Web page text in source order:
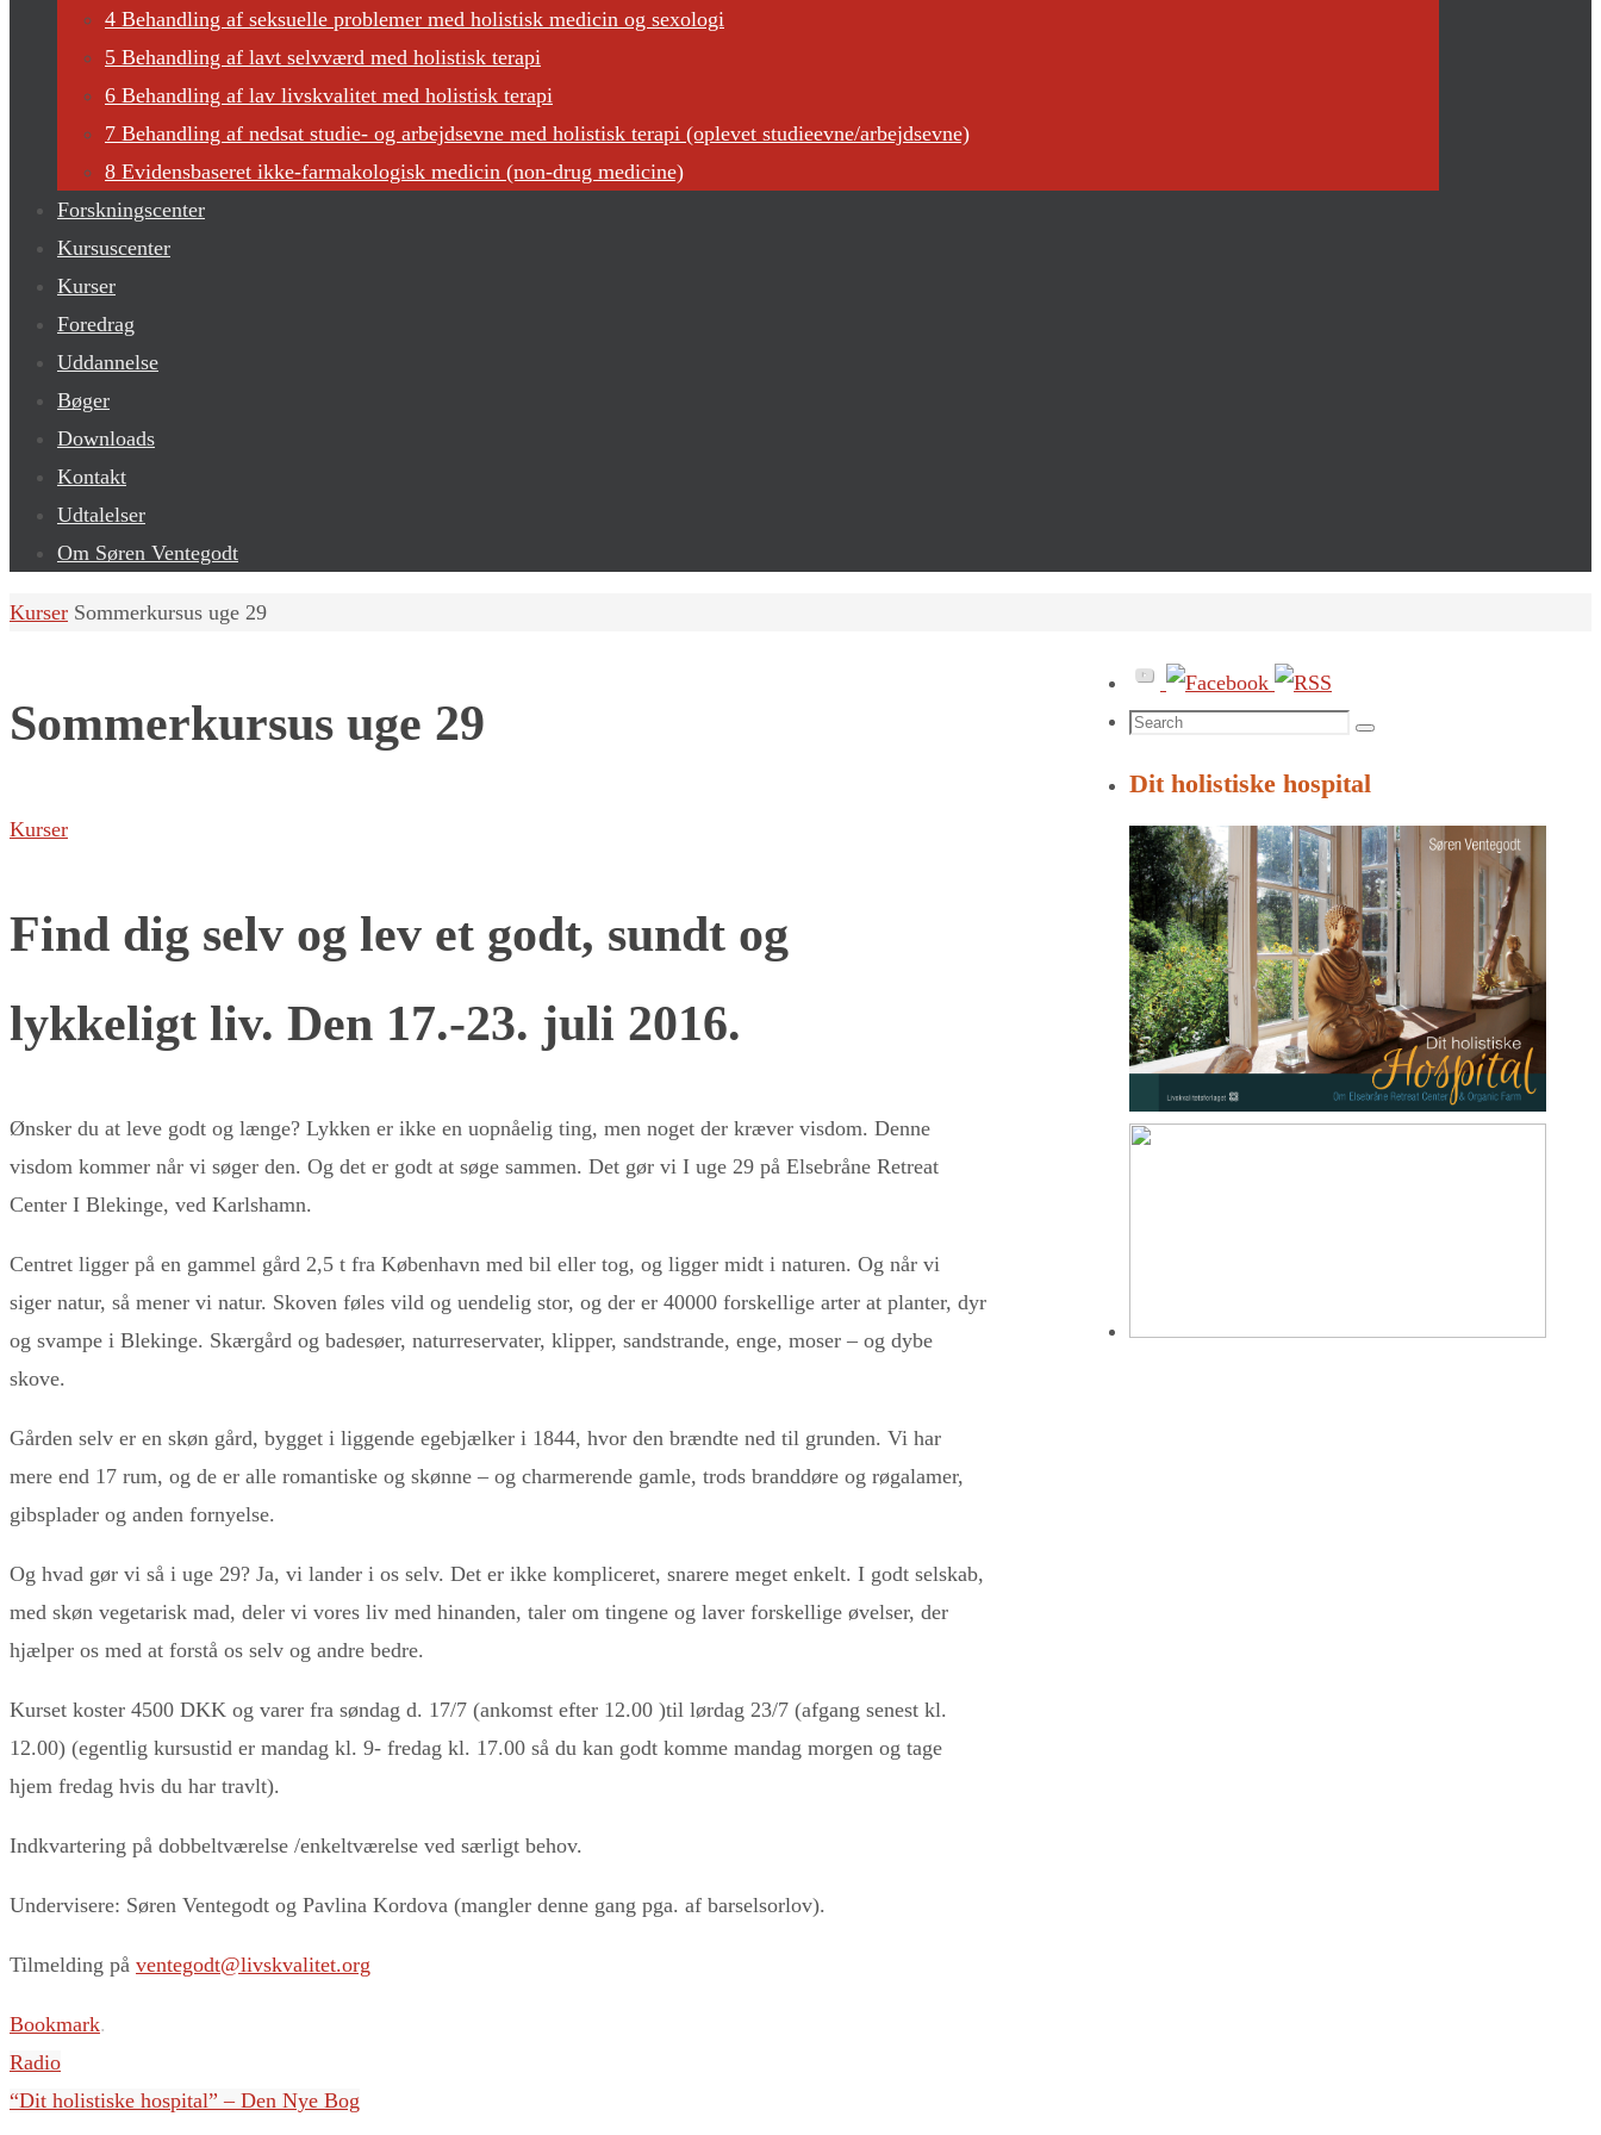
4 Behandling af seksuelle problemer med holistisk medicin og sexologi
5 Behandling af lavt selvværd med holistisk terapi
6 Behandling af lav livskvalitet med holistisk terapi
7 Behandling af nedsat studie- og arbejdsevne med holistisk terapi (oplevet studieevne/arbejdsevne)
8 Evidensbaseret ikke-farmakologisk medicin (non-drug medicine)
Forskningscenter
Kursuscenter
Kurser
Foredrag
Uddannelse
Bøger
Downloads
Kontakt
Udtalelser
Om Søren Ventegodt
Home
Kurser Sommerkursus uge 29
Sommerkursus uge 29
Kurser
Find dig selv og lev et godt, sundt og
lykkeligt liv. Den 17.-23. juli 2016.
Ønsker du at leve godt og længe? Lykken er ikke en uopnåelig ting, men noget der kræver visdom. Denne
visdom kommer når vi søger den. Og det er godt at søge sammen. Det gør vi I uge 29 på Elsebråne Retreat
Center I Blekinge, ved Karlshamn.
Centret ligger på en gammel gård 2,5 t fra København med bil eller tog, og ligger midt i naturen. Og når vi
siger natur, så mener vi natur. Skoven føles vild og uendelig stor, og der er 40000 forskellige arter at planter, dyr
og svampe i Blekinge. Skærgård og badesøer, naturreservater, klipper, sandstrande, enge, moser – og dybe
skove.
Gården selv er en skøn gård, bygget i liggende egebjælker i 1844, hvor den brændte ned til grunden. Vi har
mere end 17 rum, og de er alle romantiske og skønne – og charmerende gamle, trods branddøre og røgalamer,
gibsplader og anden fornyelse.
Og hvad gør vi så i uge 29? Ja, vi lander i os selv. Det er ikke kompliceret, snarere meget enkelt. I godt selskab,
med skøn vegetarisk mad, deler vi vores liv med hinanden, taler om tingene og laver forskellige øvelser, der
hjælper os med at forstå os selv og andre bedre.
Kurset koster 4500 DKK og varer fra søndag d. 17/7 (ankomst efter 12.00 )til lørdag 23/7 (afgang senest kl.
12.00) (egentlig kursustid er mandag kl. 9- fredag kl. 17.00 så du kan godt komme mandag morgen og tage
hjem fredag hvis du har travlt).
Indkvartering på dobbeltværelse /enkeltværelse ved særligt behov.
Undervisere: Søren Ventegodt og Pavlina Kordova (mangler denne gang pga. af barselsorlov).
Tilmelding på ventegodt@livskvalitet.org
Bookmark.
Radio
“Dit holistiske hospital” – Den Nye Bog
Search
Search
Dit holistiske hospital